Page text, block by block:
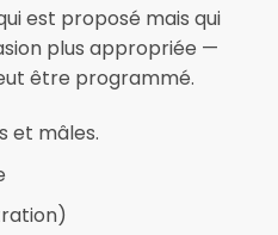
est proposé mais qui
plus appropriée —
être programmé.
et mâles.